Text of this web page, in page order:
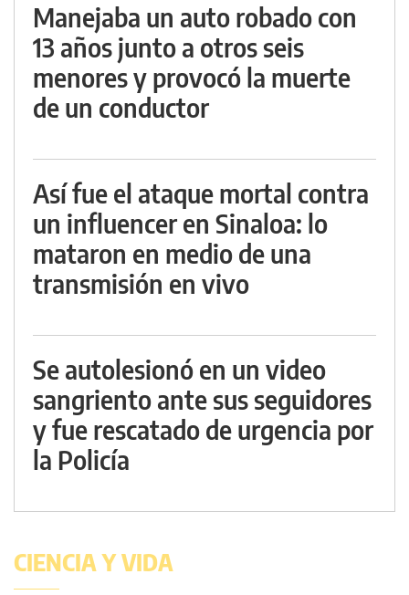
Manejaba un auto robado con
13 años junto a otros seis
menores y provocó la muerte
de un conductor
Así fue el ataque mortal contra
un influencer en Sinaloa: lo
mataron en medio de una
transmisión en vivo
Se autolesionó en un video
sangriento ante sus seguidores
y fue rescatado de urgencia por
la Policía
CIENCIA Y VIDA